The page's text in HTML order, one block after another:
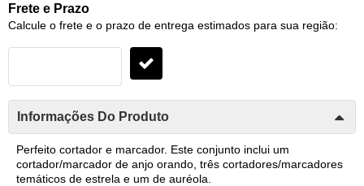
Frete e Prazo
Calcule o frete e o prazo de entrega estimados para sua região:
Informações Do Produto
Perfeito cortador e marcador. Este conjunto inclui um
cortador/marcador de anjo orando, três cortadores/marcadores
temáticos de estrela e um de auréola.